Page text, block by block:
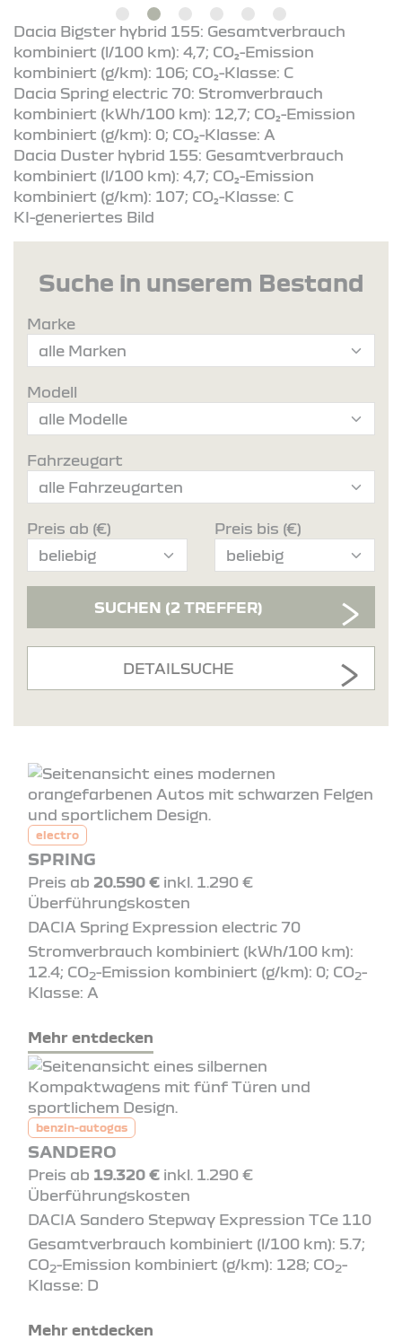
Dacia Bigster hybrid 155: Gesamtverbrauch
kombiniert (l/100 km): 4,7; CO₂-Emission
kombiniert (g/km): 106; CO₂-Klasse: C
Dacia Spring electric 70: Stromverbrauch
kombiniert (kWh/100 km): 12,7; CO₂-Emission
kombiniert (g/km): 0; CO₂-Klasse: A
Dacia Duster hybrid 155: Gesamtverbrauch
kombiniert (l/100 km): 4,7; CO₂-Emission
kombiniert (g/km): 107; CO₂-Klasse: C
KI-generiertes Bild
Suche in unserem Bestand
Marke
Modell
Fahrzeugart
Preis ab (€) Preis bis (€)
SUCHEN (2 TREFFER)
DETAILSUCHE
electro
SPRING
Preis ab 20.590 € inkl. 1.290 €
Überführungskosten
DACIA Spring Expression electric 70
Stromverbrauch kombiniert (kWh/100 km):
12.4; CO2-Emission kombiniert (g/km): 0; CO2-
Klasse: A
Mehr entdecken
benzin-autogas
SANDERO
Preis ab 19.320 € inkl. 1.290 €
Überführungskosten
DACIA Sandero Stepway Expression TCe 110
Gesamtverbrauch kombiniert (l/100 km): 5.7;
CO2-Emission kombiniert (g/km): 128; CO2-
Klasse: D
Mehr entdecken